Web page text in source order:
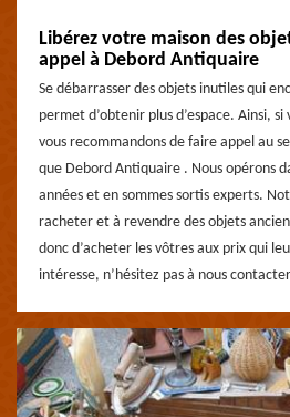
Libérez votre maison des
appel à Debord Antiquaire
Se débarrasser des objets inutiles qui
permet d’obtenir plus d’espace. Ainsi, si
vous recommandons de faire appel au
que Debord Antiquaire . Nous opérons
années et en sommes sortis experts.
racheter et à revendre des objets
donc d’acheter les vôtres aux prix qui
intéresse, n’hésitez pas à nous